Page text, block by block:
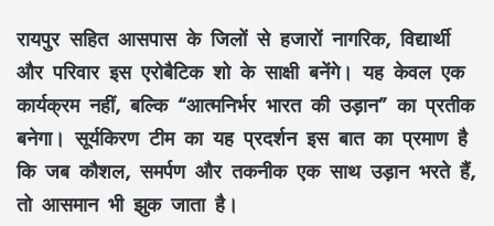
रायपुर सहित आसपास के जिलों से हजारों नागरिक, विद्यार्थी
और परिवार इस एरोबैटिक शो के साक्षी बनेंगे। यह केवल एक
कार्यक्रम नहीं, बल्कि “आत्मनिर्भर भारत की उड़ान” का प्रतीक
बनेगा। सूर्यकिरण टीम का यह प्रदर्शन इस बात का प्रमाण है
कि जब कौशल, समर्पण और तकनीक एक साथ उड़ान भरते हैं,
तो आसमान भी झुक जाता है।